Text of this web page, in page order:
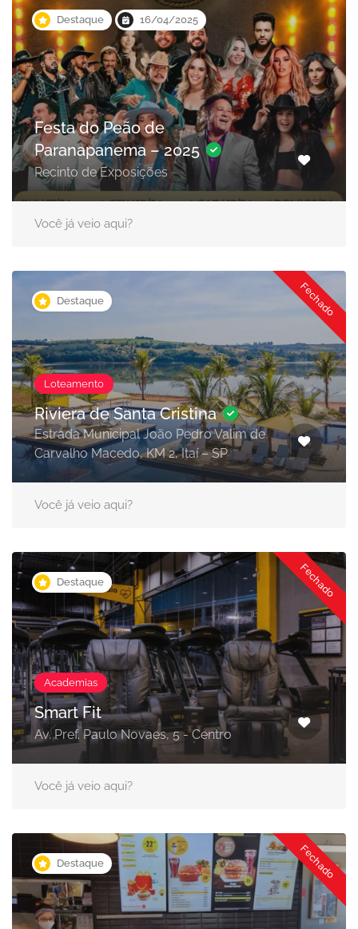
Destaque 16/04/2025
Festa do Peão de
Paranapanema – 2025
Recinto de Exposições
Você já veio aqui?
Destaque Fechado
Loteamento
Riviera de Santa Cristina
Estrada Municipal João Pedro Valim de
Carvalho Macedo, KM 2, Itaí – SP
Você já veio aqui?
Destaque Fechado
Academias
Smart Fit
Av. Pref. Paulo Novaes, 5 - Centro
Você já veio aqui?
Destaque Fechado